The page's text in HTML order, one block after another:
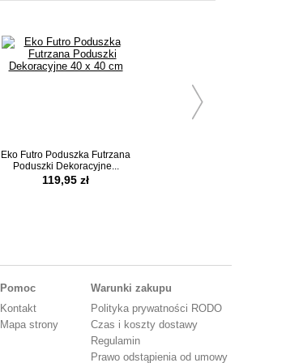
Eko Futro Poduszka Futrzana
Poduszki Dekoracyjne...
119,95 zł
Pomoc
Kontakt
Mapa strony
Warunki zakupu
Polityka prywatności RODO
Czas i koszty dostawy
Regulamin
Prawo odstąpienia od umowy